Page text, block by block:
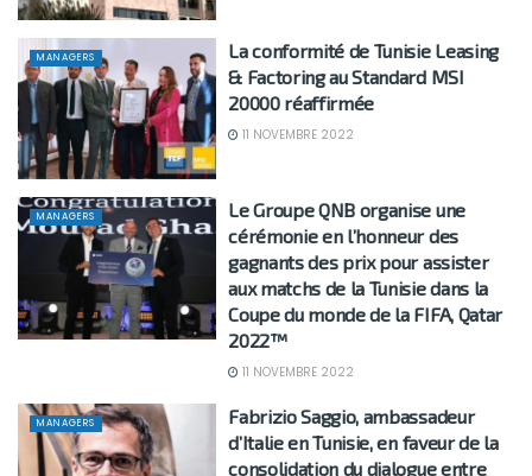
MANAGERS
La conformité de Tunisie Leasing
& Factoring au Standard MSI
20000 réaffirmée
11 NOVEMBRE 2022
MANAGERS
Le Groupe QNB organise une
cérémonie en l’honneur des
gagnants des prix pour assister
aux matchs de la Tunisie dans la
Coupe du monde de la FIFA, Qatar
2022™
11 NOVEMBRE 2022
MANAGERS
Fabrizio Saggio, ambassadeur
d’Italie en Tunisie, en faveur de la
consolidation du dialogue entre